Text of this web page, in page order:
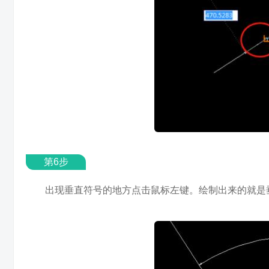
第6步
出现垂直符号的地方点击鼠标左键。绘制出来的就是